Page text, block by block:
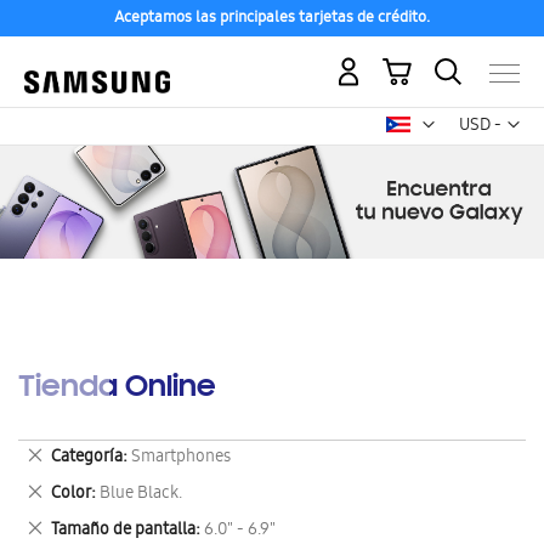
Aceptamos las principales tarjetas de crédito.
USD -
dólar
Mi carrito
Tienda Online
Categoría Smartphones
Eliminar
este
artículo
Color Blue Black.
Eliminar
este
Tamaño de pantalla 6.0" - 6.9"
Eliminar